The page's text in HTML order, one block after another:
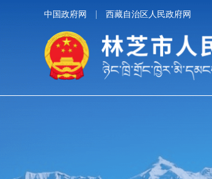
中国政府网 西藏自治区人民政府网